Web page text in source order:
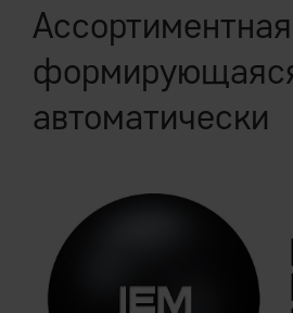
автоматически